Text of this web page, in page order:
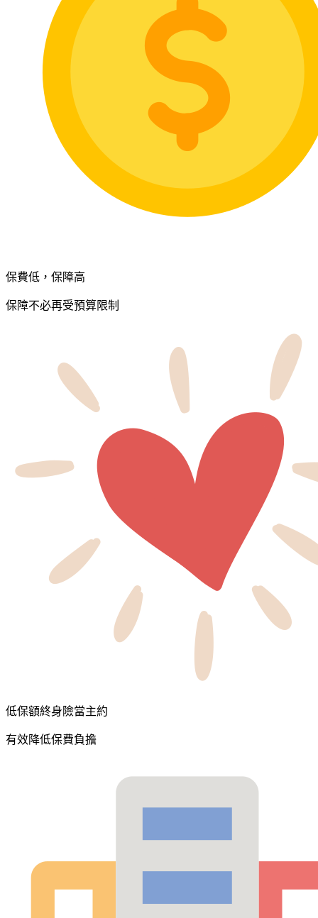
保費低，保障高
保障不必再受預算限制
低保額終身險當主約
有效降低保費負擔